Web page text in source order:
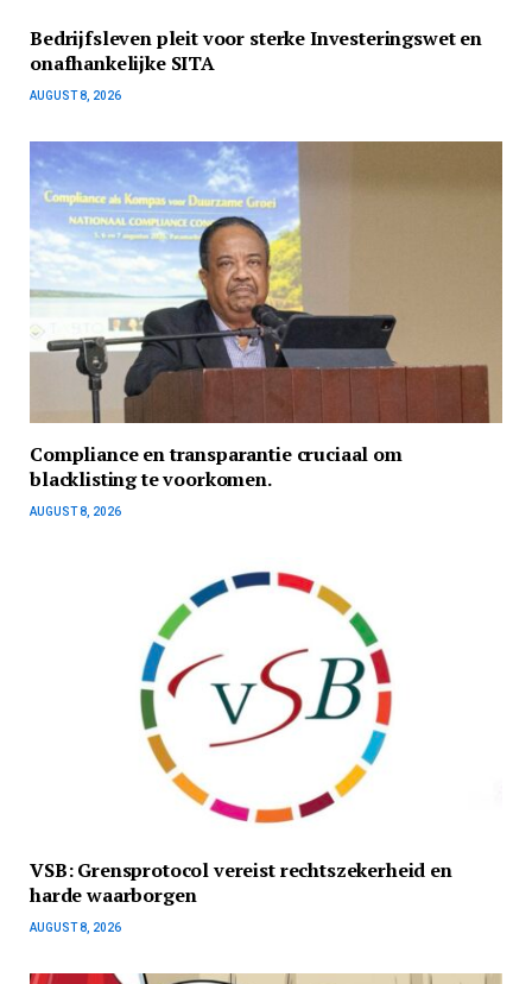
Bedrijfsleven pleit voor sterke Investeringswet en
onafhankelijke SITA
AUGUST 8, 2026
Compliance en transparantie cruciaal om
blacklisting te voorkomen.
AUGUST 8, 2026
VSB: Grensprotocol vereist rechtszekerheid en
harde waarborgen
AUGUST 8, 2026